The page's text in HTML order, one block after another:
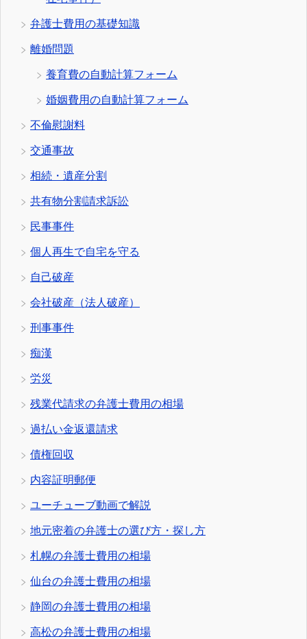
弁護士費用の基礎知識
離婚問題
養育費の自動計算フォーム
婚姻費用の自動計算フォーム
不倫慰謝料
交通事故
相続・遺産分割
共有物分割請求訴訟
民事事件
個人再生で自宅を守る
自己破産
会社破産（法人破産）
刑事事件
痴漢
労災
残業代請求の弁護士費用の相場
過払い金返還請求
債権回収
内容証明郵便
ユーチューブ動画で解説
地元密着の弁護士の選び方・探し方
札幌の弁護士費用の相場
仙台の弁護士費用の相場
静岡の弁護士費用の相場
高松の弁護士費用の相場